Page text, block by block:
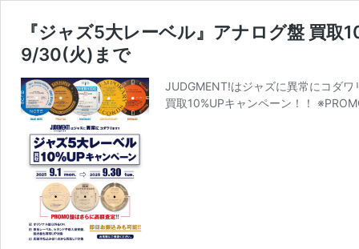
『ジャズ5大レーベル』アナログ盤 買
9/30(火)まで
JUDGMENT!はジャズに異常にコダ
買取10%UPキャンペーン！！